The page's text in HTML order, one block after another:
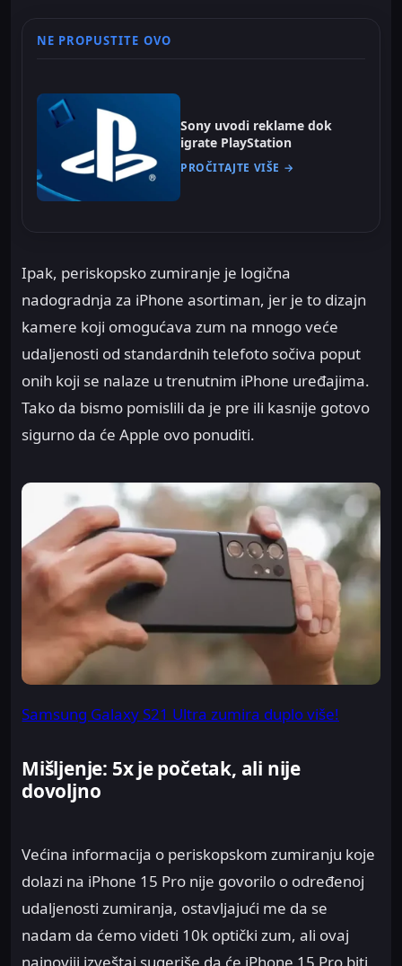
NE PROPUSTITE OVO
Sony uvodi reklame dok
igrate PlayStation
PROČITAJTE VIŠE →
Ipak, periskopsko zumiranje je logična
nadogradnja za iPhone asortiman, jer je to dizajn
kamere koji omogućava zum na mnogo veće
udaljenosti od standardnih telefoto sočiva poput
onih koji se nalaze u trenutnim iPhone uređajima.
Tako da bismo pomislili da je pre ili kasnije gotovo
sigurno da će Apple ovo ponuditi.
Samsung Galaxy S21 Ultra zumira duplo više!
Mišljenje: 5x je početak, ali nije
dovoljno
Većina informacija o periskopskom zumiranju koje
dolazi na iPhone 15 Pro nije govorilo o određenoj
udaljenosti zumiranja, ostavljajući me da se
nadam da ćemo videti 10k optički zum, ali ovaj
najnoviji izveštaj sugeriše da će iPhone 15 Pro biti